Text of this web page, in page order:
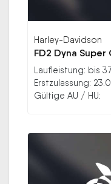
Harley-Davidson
FD2 Dyna Super
Laufleistung: bis
Erstzulassung:
Gültige AU / HU: